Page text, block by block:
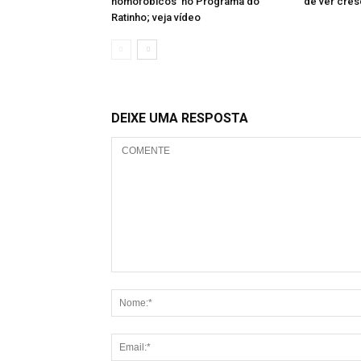
Ratinho; veja vídeo
DEIXE UMA RESPOSTA